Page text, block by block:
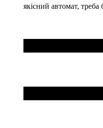
якісний автомат,